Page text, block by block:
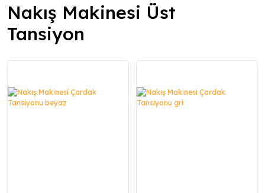
Nakış Makinesi Üst
Tansiyon